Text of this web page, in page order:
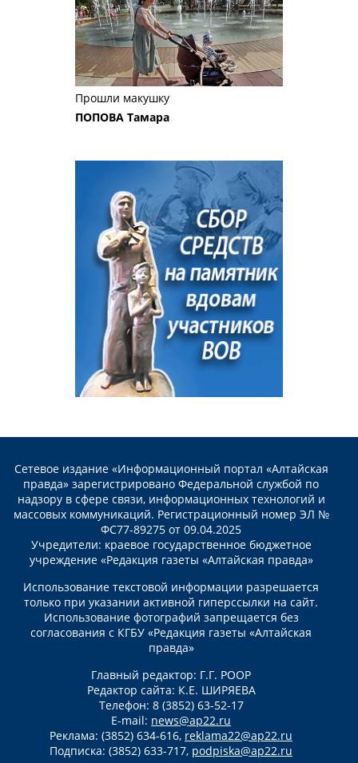
Прошли макушку
ПОПОВА Тамара
Сетевое издание «Информационный портал «Алтайская
правда» зарегистрировано Федеральной службой по
надзору в сфере связи, информационных технологий и
массовых коммуникаций. Регистрационный номер ЭЛ №
ФС77-89275 от 09.04.2025
Учредители: краевое государственное бюджетное
учреждение «Редакция газеты «Алтайская правда»
Использование текстовой информации разрешается
только при указании активной гиперссылки на сайт.
Использование фотографий запрещается без
согласования с КГБУ «Редакция газеты «Алтайская
правда»
Главный редактор: Г.Г. РООР
Редактор сайта: К.Е. ШИРЯЕВА
Телефон: 8 (3852) 63-52-17
E-mail: news@ap22.ru
Реклама: (3852) 634-616, reklama22@ap22.ru
Подписка: (3852) 633-717, podpiska@ap22.ru